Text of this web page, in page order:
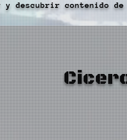
descubrir contenido de